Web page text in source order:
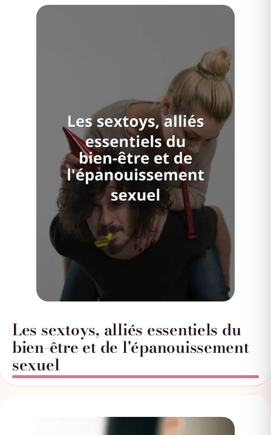
Les sextoys, alliés essentiels du
bien-être et de l'épanouissement
sexuel